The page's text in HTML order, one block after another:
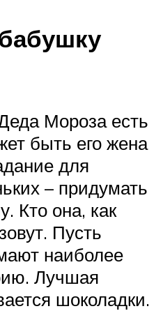
Мороза есть
быть его жена
для
– придумать
Кто она, как
Пусть
наиболее
Лучшая
шоколадки.